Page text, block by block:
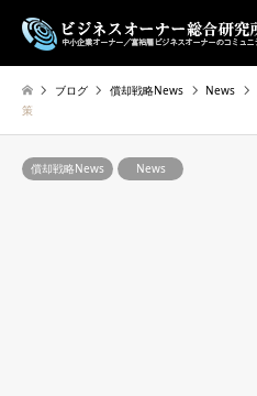
ブログ 償却戦略News News
策
償却戦略News News